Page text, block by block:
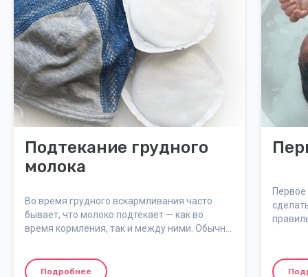
Подтекание грудного
молока
Во время грудного вскармливания часто
бывает, что молоко подтекает — как во
время кормления, так и между ними. Обычно
Подробнее